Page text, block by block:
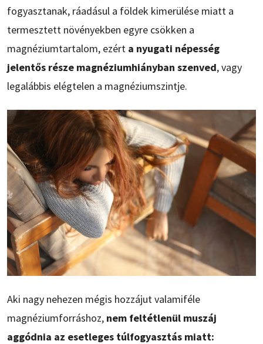
fogyasztanak, ráadásul a földek kimerülése miatt a
termesztett növényekben egyre csökken a
magnéziumtartalom, ezért a nyugati népesség
jelentős része magnéziumhiányban szenved, vagy
legalábbis elégtelen a magnéziumszintje.
Aki nagy nehezen mégis hozzájut valamiféle
magnéziumforráshoz, nem feltétlenül muszáj
aggódnia az esetleges túlfogyasztás miatt: